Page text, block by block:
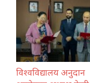
विश्वविद्यालय अनुदान